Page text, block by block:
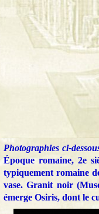
Photographies ci-
Époque romaine, 2e
typiquement romaine
vase. Granit noir
émerge Osiris, dont le